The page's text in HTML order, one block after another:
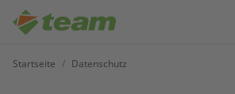
Startseite / Datenschutz